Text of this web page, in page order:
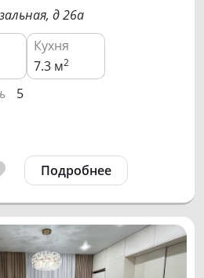
д 26а
Кухня
7.3 м2
5
Подробнее